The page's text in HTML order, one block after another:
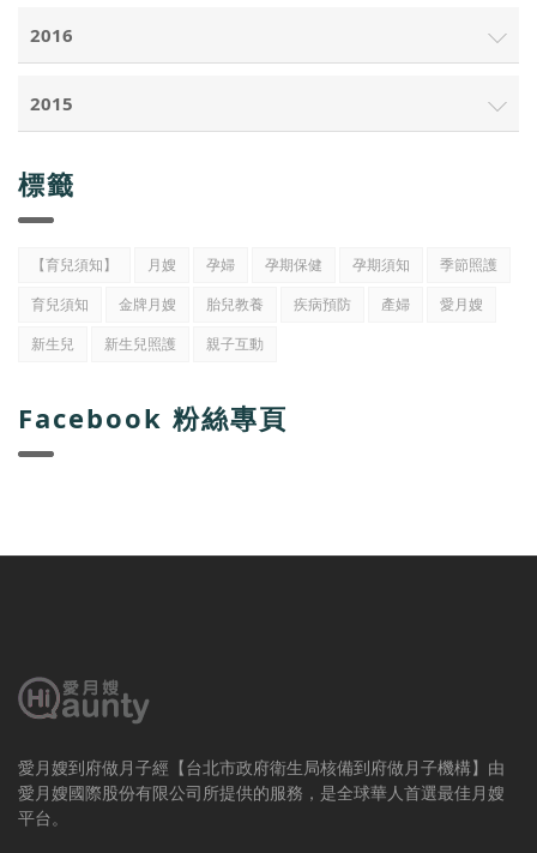
2016
2015
標籤
【育兒須知】 月嫂 孕婦 孕期保健 孕期須知
季節照護
育兒須知
金牌月嫂 胎兒教養 疾病預防 產婦
愛月嫂
新生兒
新生兒照護 親子互動
Facebook 粉絲專頁
愛月嫂到府做月子經【台北市政府衛生局核備到府做月子機構】由
愛月嫂國際股份有限公司所提供的服務，是全球華人首選最佳月嫂
平台。